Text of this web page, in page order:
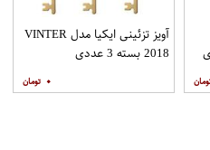
آویز تزئینی ایکیا مدل VINTER
2018 بسته 3 عددی
۰